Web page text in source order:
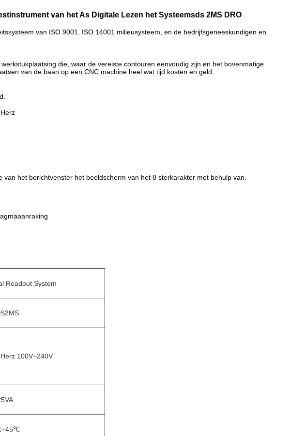
van het As Digitale Lezen het Systeemsds 2MS DRO
van ISO 9001, ISO 14001 milieusysteem, en de bedrijfsgeneeskundigen en
die, waar de vereiste contouren eenvoudig zijn en het bovenmatige
van de baan op een CNC machine heel wat tijd kosten en geld.
het berichtvenster het beeldscherm van het 8 sterkarakter met behulp van.
Readout System
100V~240V